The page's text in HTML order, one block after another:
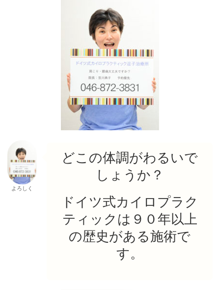
よろしく
どこの体調がわるいで
しょうか？
ドイツ式カイロプラク
ティックは９０年以上
の歴史がある施術で
す。